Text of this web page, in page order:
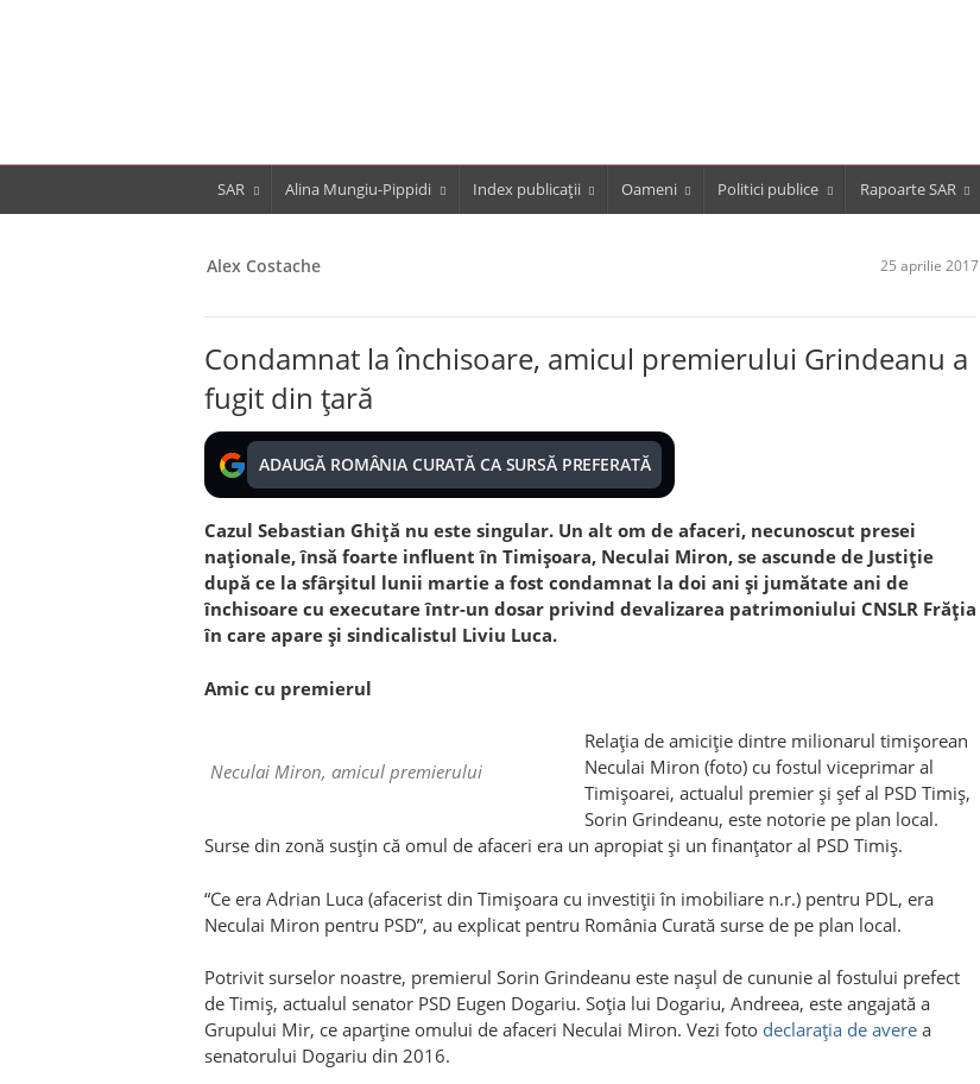
SAR Alina Mungiu-Pippidi Index publicații Oameni Politici publice Rapoarte SAR
Alex Costache 25 aprilie 2017
Condamnat la închisoare, amicul premierului Grindeanu a
fugit din ţară
ADAUGĂ ROMÂNIA CURATĂ CA SURSĂ PREFERATĂ
Cazul Sebastian Ghiţă nu este singular. Un alt om de afaceri, necunoscut presei
naţionale, însă foarte influent în Timişoara, Neculai Miron, se ascunde de Justiţie
după ce la sfârşitul lunii martie a fost condamnat la doi ani şi jumătate ani de
închisoare cu executare într-un dosar privind devalizarea patrimoniului CNSLR Frăţia
în care apare şi sindicalistul Liviu Luca.
Amic cu premierul
Neculai Miron, amicul premierului
Relaţia de amiciţie dintre milionarul timişorean
Neculai Miron (foto) cu fostul viceprimar al
Timişoarei, actualul premier şi şef al PSD Timiş,
Sorin Grindeanu, este notorie pe plan local.
Surse din zonă susţin că omul de afaceri era un apropiat şi un finanţator al PSD Timiş.
“Ce era Adrian Luca (afacerist din Timişoara cu investiţii în imobiliare n.r.) pentru PDL, era
Neculai Miron pentru PSD”, au explicat pentru România Curată surse de pe plan local.
Potrivit surselor noastre, premierul Sorin Grindeanu este naşul de cununie al fostului prefect
de Timiş, actualul senator PSD Eugen Dogariu. Soţia lui Dogariu, Andreea, este angajată a
Grupului Mir, ce aparţine omului de afaceri Neculai Miron. Vezi foto declaraţia de avere a
senatorului Dogariu din 2016.